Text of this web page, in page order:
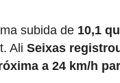
subida de 10,1
AliSeixas
a 24 km/h